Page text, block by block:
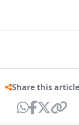
Share this article